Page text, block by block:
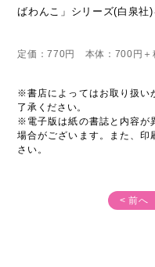
ばわんこ」シリーズ(白泉社)
定価：770円 本体：700円＋
※書店によってはお取り扱い
了承ください。
※電子版は紙の書誌と内容が
場合がございます。また、印
さい。
< 前へ